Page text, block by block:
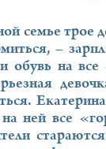
семье трое
–
на все
ней все